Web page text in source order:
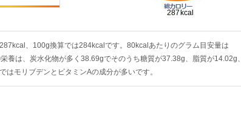
、100g換算では284kcalです。80kcalあたりのグラム目安量は
養は、炭水化物が多く38.69gでそのうち糖質が37.38g、脂質が14.02g、
モリブデンとビタミンAの成分が多いです。